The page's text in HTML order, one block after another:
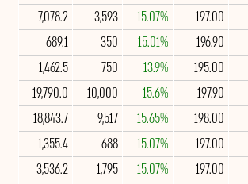
197.00
15.07%
3,593
7,078.2
196.90
15.01%
350
689.1
195.00
13.9%
750
1,462.5
197.90
15.6%
10,000
19,790.0
198.00
15.65%
9,517
18,843.7
197.00
15.07%
688
1,355.4
197.00
15.07%
1,795
3,536.2